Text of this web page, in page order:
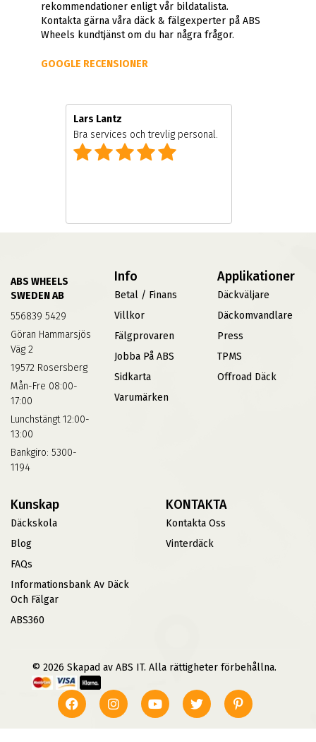
rekommendationer enligt vår bildatalista.
Kontakta gärna våra däck & fälgexperter på ABS
Wheels kundtjänst om du har några frågor.
GOOGLE RECENSIONER
Lars Lantz
Bra services och trevlig personal.
ABS WHEELS
SWEDEN AB
556839 5429
Göran Hammarsjös
Väg 2
19572 Rosersberg
Mån-Fre 08:00-
17:00
Lunchstängt 12:00-
13:00
Bankgiro: 5300-
1194
Info
Betal / Finans
Villkor
Fälgprovaren
Jobba På ABS
Sidkarta
Varumärken
Applikationer
Däckväljare
Däckomvandlare
Press
TPMS
Offroad Däck
Kunskap
Däckskola
Blog
FAQs
Informationsbank Av Däck
Och Fälgar
ABS360
KONTAKTA
Kontakta Oss
Vinterdäck
© 2026 Skapad av ABS IT. Alla rättigheter förbehållna.